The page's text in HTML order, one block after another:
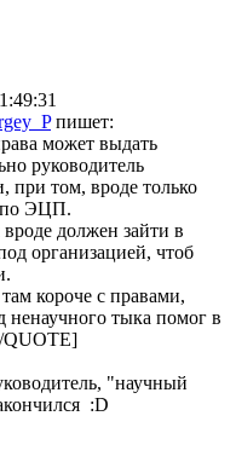
пишет:
может выдать
руководитель
при том, вроде только
по ЭЦП.
должен зайти в
организацией, чтоб
короче с правами,
ненаучного тыка помог в
QUOTE]
"научный
:D